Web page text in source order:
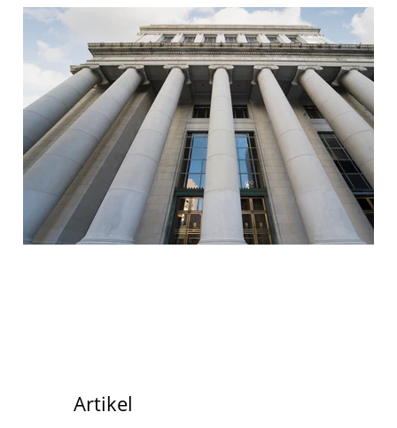
Artikel